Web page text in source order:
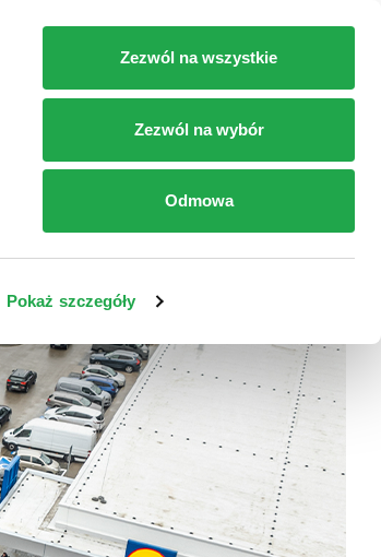
Pokaż szczegóły
Zezwól na wszystkie
Zezwól na wybór
Odmowa